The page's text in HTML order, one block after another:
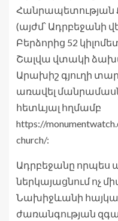
Հանրապետության
(այժմ՝ Ադրբեջանի
Բերձորից 52
Շալվա վտակի
Արախիշ գյուղի
առավել
հետևյալ հղմամբ
https://
church/:
Ադրբեջանը որպես
ներկայացնում ոչ
Նախիջևանի
ժառանգության